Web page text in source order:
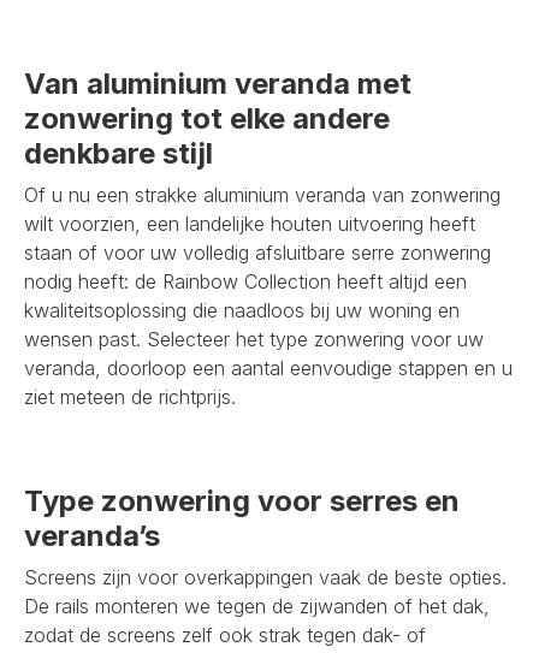
Van aluminium veranda met
zonwering tot elke andere
denkbare stijl
Of u nu een strakke aluminium veranda van zonwering
wilt voorzien, een landelijke houten uitvoering heeft
staan of voor uw volledig afsluitbare serre zonwering
nodig heeft: de Rainbow Collection heeft altijd een
kwaliteitsoplossing die naadloos bij uw woning en
wensen past. Selecteer het type zonwering voor uw
veranda, doorloop een aantal eenvoudige stappen en u
ziet meteen de richtprijs.
Type zonwering voor serres en
veranda’s
Screens zijn voor overkappingen vaak de beste opties.
De rails monteren we tegen de zijwanden of het dak,
zodat de screens zelf ook strak tegen dak- of